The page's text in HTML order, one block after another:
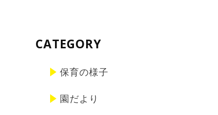
CATEGORY
保育の様子
園だより